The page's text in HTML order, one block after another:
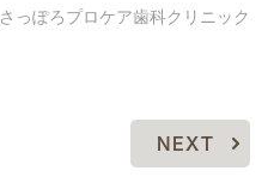
さっぽろプロケア歯科クリニック
NEXT